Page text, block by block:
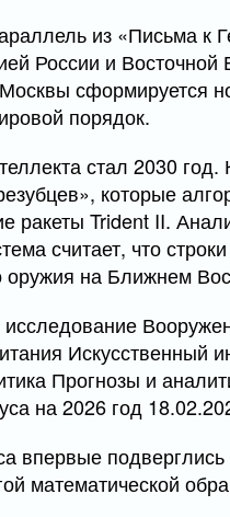
из «Письма к
России и
сформируется
порядок.
стал 2030
которые
ракеты Trident II.
считает, что
оружия на Ближнем
Искусственный
Прогнозы и
на 2026 год
впервые подверглись
математической